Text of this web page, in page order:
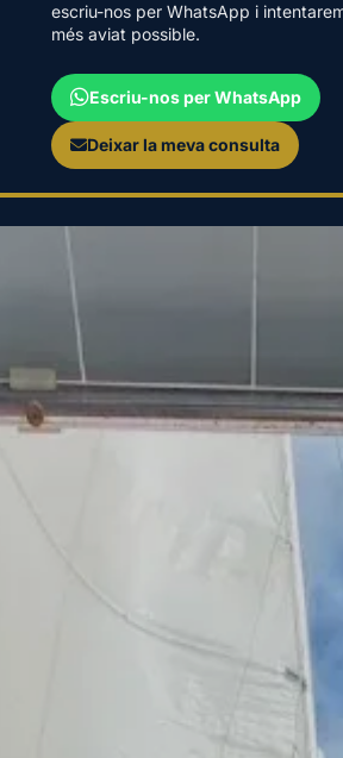
escriu-nos per WhatsApp i
més aviat possible.
Escriu-nos per WhatsApp
Deixar la meva consulta